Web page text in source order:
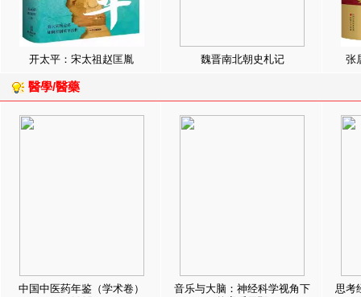
开太平：宋太祖赵匡胤 魏晋南北朝史札记 张
醫學/醫藥
中国中医药年鉴（学术卷）
音乐与大脑：神经科学视角下
思考